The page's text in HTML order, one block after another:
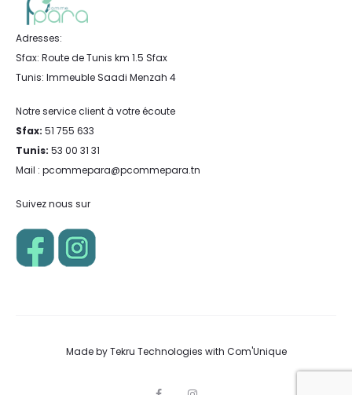
Adresses:
Sfax: Route de Tunis km 1.5 Sfax
Tunis: Immeuble Saadi Menzah 4
Notre service client à votre écoute
Sfax: 51 755 633
Tunis: 53 00 31 31
Mail : pcommepara@pcommepara.tn
Suivez nous sur
Made byTekru Technologies with Com'Unique